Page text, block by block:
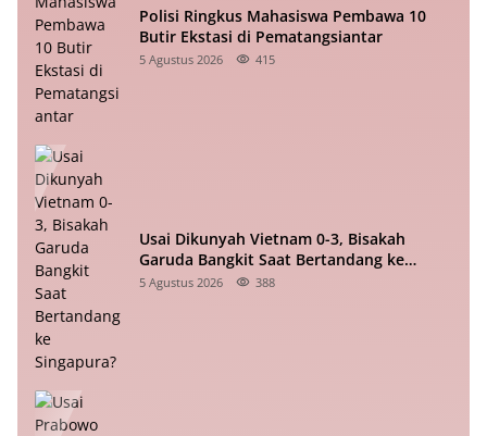
Polisi Ringkus Mahasiswa Pembawa 10
Butir Ekstasi di Pematangsiantar
5 Agustus 2026 415
Usai Dikunyah Vietnam 0-3, Bisakah
Garuda Bangkit Saat Bertandang ke
Singapura?
5 Agustus 2026 388